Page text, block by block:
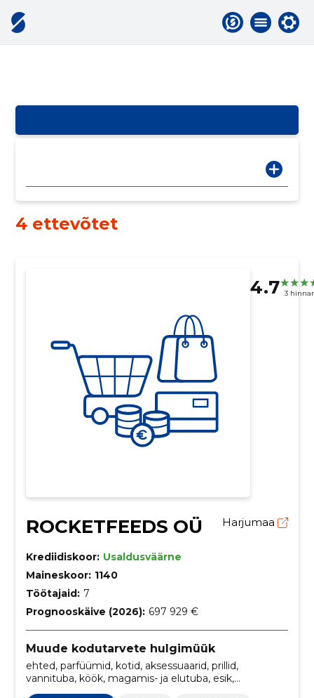
4 ettevõtet
4.7 3
ROCKETFEEDS OÜ Harjumaa
Krediidiskoor: Usaldusväärne
Maineskoor: 1140
Töötajaid: 7
Prognooskäive (2026): 697 929 €
Muude kodutarvete hulgimüük
ehted, parfüümid, kotid, aksessuaarid, prillid,
vannituba, köök, magamis- ja elutuba, esik,
hoiustamine